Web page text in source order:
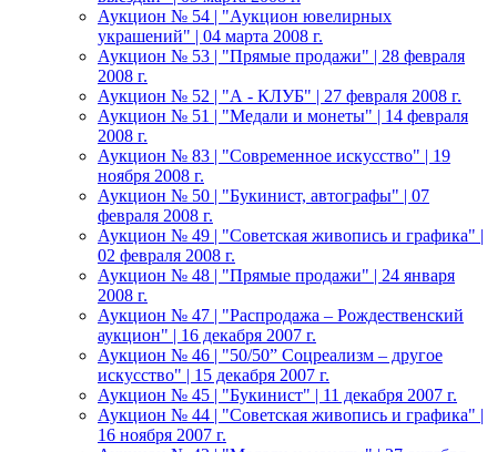
Аукцион № 54 | "Аукцион ювелирных
украшений" | 04 марта 2008 г.
Аукцион № 53 | "Прямые продажи" | 28 февраля
2008 г.
Аукцион № 52 | "А - КЛУБ" | 27 февраля 2008 г.
Аукцион № 51 | "Медали и монеты" | 14 февраля
2008 г.
Аукцион № 83 | "Современное искусство" | 19
ноября 2008 г.
Аукцион № 50 | "Букинист, автографы" | 07
февраля 2008 г.
Аукцион № 49 | "Советская живопись и графика" |
02 февраля 2008 г.
Аукцион № 48 | "Прямые продажи" | 24 января
2008 г.
Аукцион № 47 | "Распродажа – Рождественский
аукцион" | 16 декабря 2007 г.
Аукцион № 46 | "50/50” Соцреализм – другое
искусство" | 15 декабря 2007 г.
Аукцион № 45 | "Букинист" | 11 декабря 2007 г.
Аукцион № 44 | "Советская живопись и графика" |
16 ноября 2007 г.